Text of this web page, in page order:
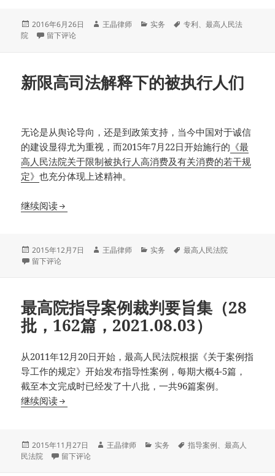
发
布
2016年6月26日
作
王晶律师
分
实务
标
专利、最高人民法
院
于《最高人民法院关于审理专利纠纷案件适用法律问题的若干规定》
留下评论
新限高司法解释下的被执行人们
无论是从舆论导向，还是到政策支持，当今中国对于诚信
的建设显得尤为重视，而2015年7月22日开始施行的 《最
高人民法院关于限制被执行人高消费及有关消费的若干规
定》也充分体现上述精神。
继续阅读新限高司法解释下的被执行人们
发
布
2015年12月7日
作
王晶律师
分
实务
标
最高人民法院
于新限高司法解释下的被执行人们
留下评论
最高院指导案例裁判要旨集（28
批，162篇，2021.08.03）
从2011年12月20日开始，最高人民法院根据《关于案例指
导工作的规定》开始发布指导性案例，每期大概4-5篇，
截至本文完成时已经发了十八批，一共96篇案例。
继续阅读最高院指导案例裁判要旨集（28批，162篇，
发
布
2015年11月27日
作
王晶律师
分
实务
标
指导案例、最高人
民法院
于最高院指导案例裁判要旨集（28批，162篇，2021.08.03）
留下评论